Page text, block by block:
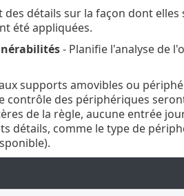
détails sur la façon dont
été appliquées.
- Planifie l'analyse de
supports amovibles ou
contrôle des périphériques
de la règle, aucune entrée
détails, comme le type de